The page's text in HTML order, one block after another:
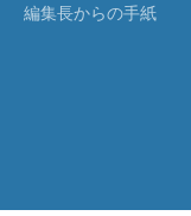
編集長からの手紙